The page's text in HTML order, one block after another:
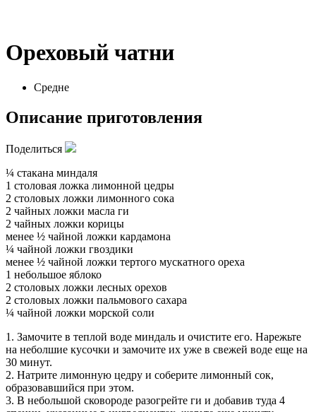
Ореховый чатни
Средне
Описание приготовления
Поделиться
¼ стакана миндаля
1 столовая ложка лимонной цедры
2 столовых ложки лимонного сока
2 чайных ложки масла ги
2 чайных ложки корицы
менее ½ чайной ложки кардамона
¼ чайной ложки гвоздики
менее ½ чайной ложки тертого мускатного ореха
1 небольшое яблоко
2 столовых ложки лесных орехов
2 столовых ложки пальмового сахара
¼ чайной ложки морской соли
1. Замочите в теплой воде миндаль и очистите его. Нарежьте
на неболшие кусочки и замочите их уже в свежей воде еще на
30 минут.
2. Натрите лимонную цедру и соберите лимонный сок,
образовавшийся при этом.
3. В небольшой сковороде разогрейте ги и добавив туда 4